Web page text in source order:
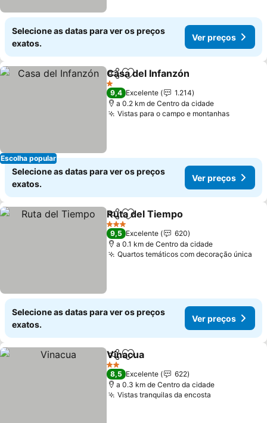
Selecione as datas para ver os preços
exatos.
Ver preços
Escolha popular
PartilharAdicionar aos favoritos
Casa del Infanzón
1 Estrelas
9,4 Excelente
1.214
a 0.2 km de Centro da cidade
Vistas para o campo e montanhas
Selecione as datas para ver os preços
exatos.
Ver preços
PartilharAdicionar aos favoritos
Ruta del Tiempo
3 Estrelas
9,5 Excelente
620
a 0.1 km de Centro da cidade
Quartos temáticos com decoração única
Selecione as datas para ver os preços
exatos.
Ver preços
PartilharAdicionar aos favoritos
Vinacua
2 Estrelas
8,5 Excelente
622
a 0.3 km de Centro da cidade
Vistas tranquilas da encosta